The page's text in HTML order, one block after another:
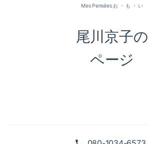
尾川京子の
ページ
Mes Pensées お ・ も ・ い